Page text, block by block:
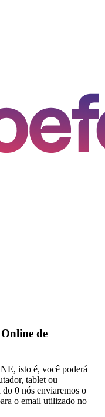
de
isto é, você poderá
tablet ou
0 nós enviaremos o
o email utilizado no